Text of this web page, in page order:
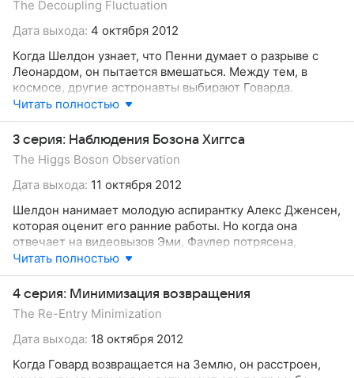
The Decoupling Fluctuation
Дата выхода: 4 октября 2012
Когда Шелдон узнает, что Пенни думает о разрыве с
Леонардом, он пытается вмешаться. Между тем, в
космосе, другие астронавты выбирают Говарда.
Читать полностью
3 серия: Наблюдения Бозона Хиггса
The Higgs Boson Observation
Дата выхода: 11 октября 2012
Шелдон нанимает молодую аспирантку Алекс Дженсен,
которая оценит его ранние работы. Но когда она
отвечает на видеовызов Эми, Фаулер потрясена,
увидев, что Алекс – девушка. Заручившись поддержкой
Пенни, они приходят шпионить за девушкой в
кафетерий университета. Тем временем Говард
сообщает супруге, что его пребывание в космосе
продлевается.
Читать полностью
4 серия: Минимизация возвращения
The Re-Entry Minimization
Дата выхода: 18 октября 2012
Когда Говард возвращается на Землю, он расстроен,